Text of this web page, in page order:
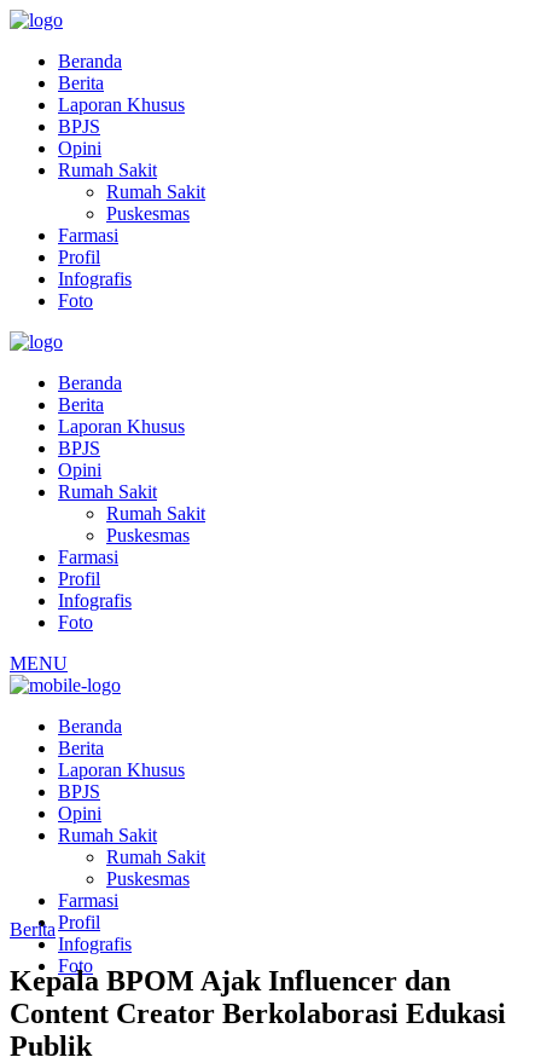
Beranda
Berita
Laporan Khusus
BPJS
Opini
Rumah Sakit
Rumah Sakit
Puskesmas
Farmasi
Profil
Infografis
Foto
Beranda
Berita
Laporan Khusus
BPJS
Opini
Rumah Sakit
Rumah Sakit
Puskesmas
Farmasi
Profil
Infografis
Foto
MENU
Beranda
Berita
Laporan Khusus
BPJS
Opini
Rumah Sakit
Rumah Sakit
Puskesmas
Farmasi
Profil
Infografis
Foto
Berita
Kepala BPOM Ajak Influencer dan
Content Creator Berkolaborasi Edukasi
Publik